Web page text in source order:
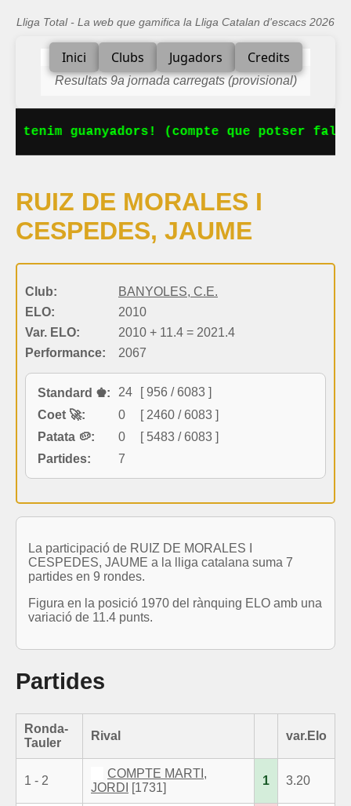
Lliga Total - La web que gamifica la Lliga Catalan d'escacs 2026
Inici Clubs Jugadors Credits
Resultats 9a jornada carregats (provisional)
tenim guanyadors! (compte que potser
RUIZ DE MORALES I
CESPEDES, JAUME
Club:
BANYOLES, C.E.
ELO:
2010
Var. ELO:
2010 + 11.4 = 2021.4
Performance:
2067
Standard ♚: 24
[ 956 / 6083 ]
Coet 🚀:
0
[ 2460 / 6083 ]
Patata 🥔:
0
[ 5483 / 6083 ]
Partides:
7
La participació de RUIZ DE MORALES I
CESPEDES, JAUME a la lliga catalana suma 7
partides en 9 rondes.
Figura en la posició 1970 del rànquing ELO amb una
variació de 11.4 punts.
Partides
Ronda-
Tauler
Rival var.Elo
1 - 2
COMPTE MARTI,
JORDI
[1731]
1 3.20